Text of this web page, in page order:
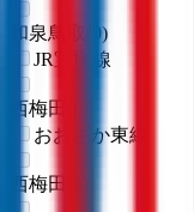
和泉鳥取 0)
JR宝塚線
西梅田
おおさか東線
西梅田